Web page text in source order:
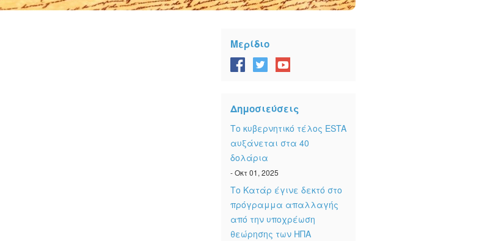
Μερίδιο
Δημοσιεύσεις
Το κυβερνητικό τέλος ESTA
αυξάνεται στα 40
δολάρια
- Οκτ 01, 2025
Το Κατάρ έγινε δεκτό στο
πρόγραμμα απαλλαγής
από την υποχρέωση
θεώρησης των ΗΠΑ